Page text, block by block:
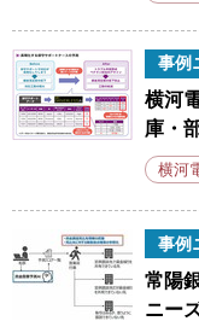
事例
横河
庫・
横河
事例
常陽
ニー